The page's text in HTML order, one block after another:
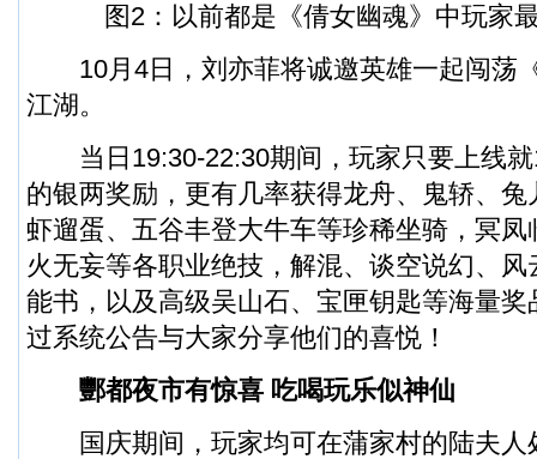
图2：以前都是《倩女幽魂》中玩家
10月4日，刘亦菲将诚邀英雄一起闯荡
江湖。
当日19:30-22:30期间，玩家只要上线就
的银两奖励，更有几率获得龙舟、鬼轿、
虾遛蛋、五谷丰登大牛车等珍稀坐骑，冥
火无妄等各职业绝技，解混、谈空说幻、
能书，以及高级吴山石、宝匣钥匙等海量
过系统公告与大家分享他们的喜悦！
酆都夜市有惊喜 吃喝玩乐似神仙
国庆期间，玩家均可在蒲家村的陆夫人